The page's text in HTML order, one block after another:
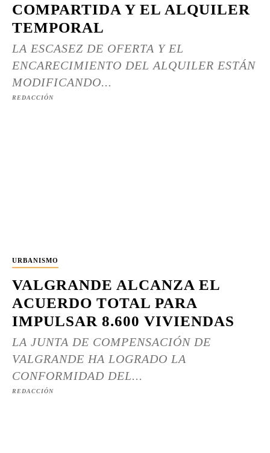
COMPARTIDA Y EL ALQUILER
TEMPORAL
LA ESCASEZ DE OFERTA Y EL
ENCARECIMIENTO DEL ALQUILER ESTÁN
MODIFICANDO...
REDACCIÓN
URBANISMO
VALGRANDE ALCANZA EL
ACUERDO TOTAL PARA
IMPULSAR 8.600 VIVIENDAS
LA JUNTA DE COMPENSACIÓN DE
VALGRANDE HA LOGRADO LA
CONFORMIDAD DEL...
REDACCIÓN